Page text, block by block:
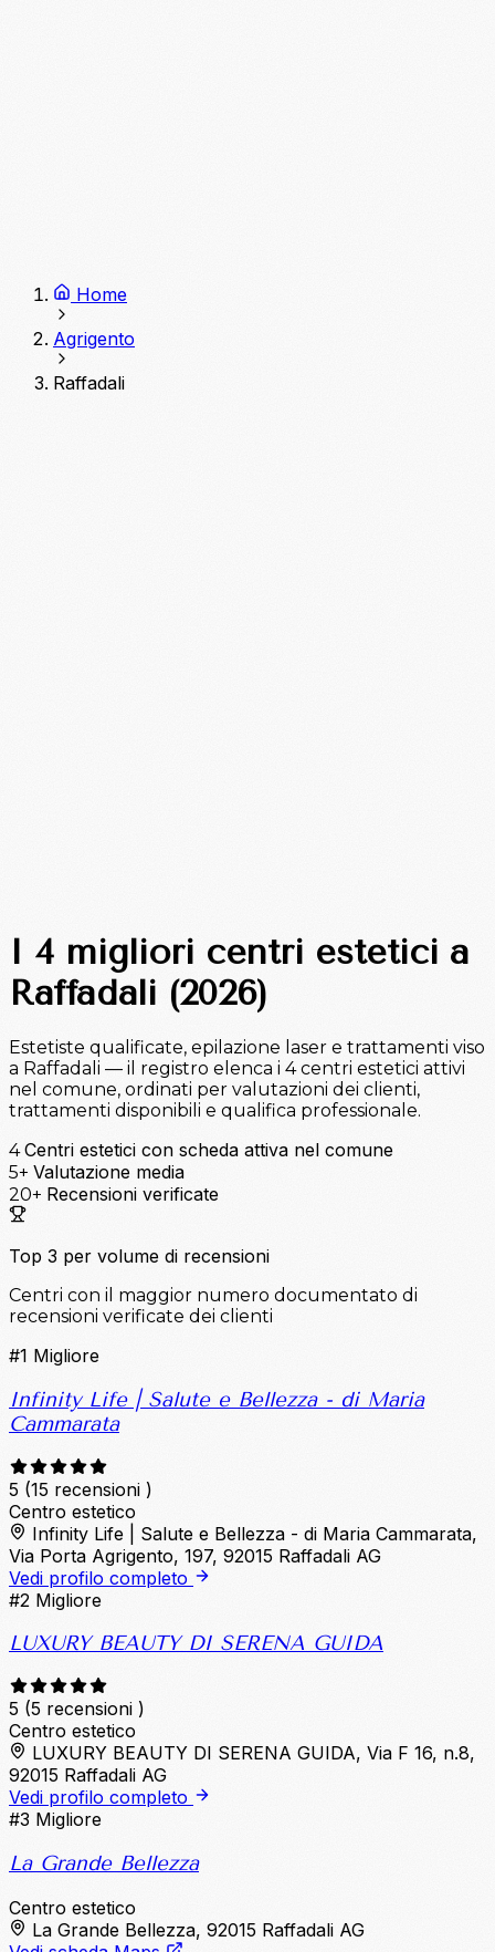
Home
Agrigento
Raffadali
I 4 migliori centri estetici a
Raffadali (2026)
Estetiste qualificate, epilazione laser e trattamenti viso
a Raffadali — il registro elenca i 4 centri estetici attivi
nel comune, ordinati per valutazioni dei clienti,
trattamenti disponibili e qualifica professionale.
4 Centri estetici con scheda attiva nel comune
5+ Valutazione media
20+ Recensioni verificate
Top 3 per volume di recensioni
Centri con il maggior numero documentato di
recensioni verificate dei clienti
#1 Migliore
Infinity Life | Salute e Bellezza - di Maria
Cammarata
5 (15 recensioni )
Centro estetico
Infinity Life | Salute e Bellezza - di Maria Cammarata,
Via Porta Agrigento, 197, 92015 Raffadali AG
Vedi profilo completo
#2 Migliore
LUXURY BEAUTY DI SERENA GUIDA
5 (5 recensioni )
Centro estetico
LUXURY BEAUTY DI SERENA GUIDA, Via F 16, n.8,
92015 Raffadali AG
Vedi profilo completo
#3 Migliore
La Grande Bellezza
Centro estetico
La Grande Bellezza, 92015 Raffadali AG